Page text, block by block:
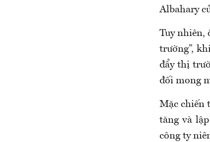
Albahary
Tuy nhiên,
trường”,
đẩy thị
đối mong
Mặc chiến
tăng và
công ty